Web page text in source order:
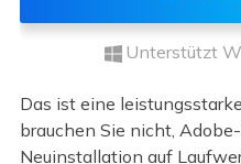
Unterstützt
Das ist eine
brauchen Sie nicht,
Neuinstallation auf